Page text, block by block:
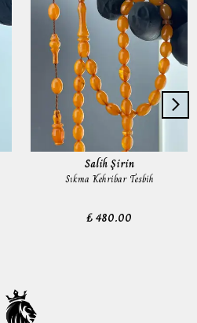
Salih Şirin
Sıkma Kehribar Tesbih
₺ 480.00